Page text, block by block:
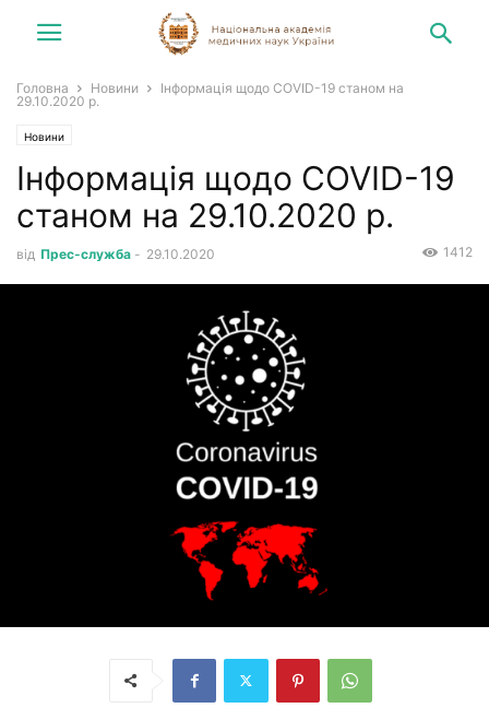
Головна Новини
Інформація щодо COVID-19 станом на
29.10.2020 р.
Новини
Інформація щодо COVID-19
станом на 29.10.2020 р.
від Прес-служба - 29.10.2020 1412